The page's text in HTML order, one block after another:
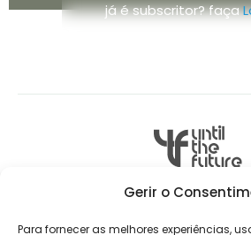
Gerir o
Para fornecer as melhores experiências,
já é subscritor? faça
Studio BeYoga